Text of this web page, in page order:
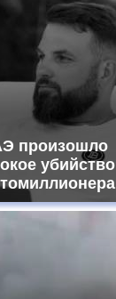
произошло
убийство